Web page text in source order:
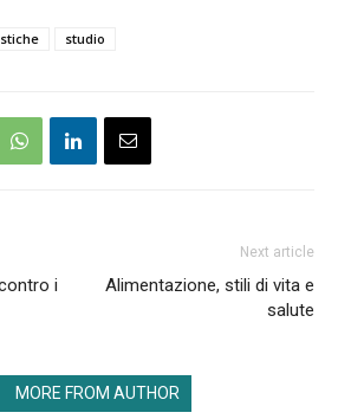
studio
i
Next article
Alimentazione, stili di vita e
salute
MORE FROM AUTHOR